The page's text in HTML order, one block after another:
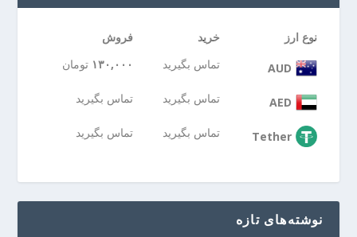
نوع ارز خرید فروش
AUD تماس بگیرید ۱۳۰,۰۰۰ تومان
AED تماس بگیرید تماس بگیرید
Tether تماس بگیرید تماس بگیرید
نوشته‌های تازه